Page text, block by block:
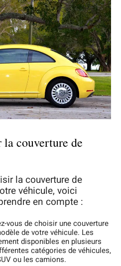
couverture de
la couverture de
véhicule, voici
en compte :
vous de choisir une couverture
de votre véhicule. Les
disponibles en plusieurs
catégories de véhicules,
ou les camions.